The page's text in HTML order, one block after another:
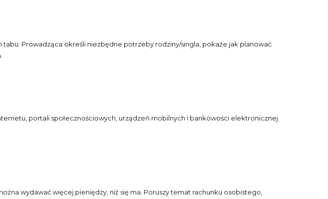
Prowadząca określi niezbędne potrzeby rodziny/singla, pokaże jak planować
portali społecznościowych, urządzeń mobilnych i bankowości elektronicznej
wydawać więcej pieniędzy, niż się ma. Poruszy temat rachunku osobistego,